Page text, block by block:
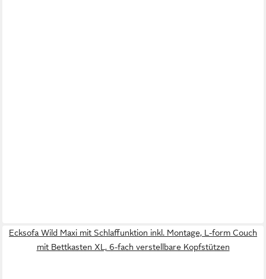
Ecksofa Wild Maxi mit Schlaffunktion inkl. Montage, L-form Couch
mit Bettkasten XL, 6-fach verstellbare Kopfstützen